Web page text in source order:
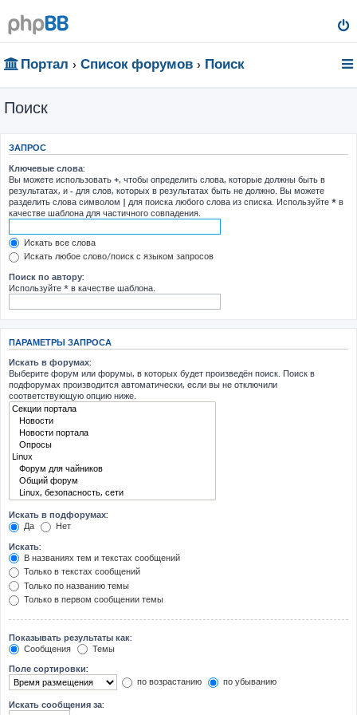
Портал Список форумов Поиск
Поиск
ЗАПРОС
Ключевые слова:
Вы можете использовать +, чтобы определить слова, которые должны быть в
результатах, и - для слов, которых в результатах быть не должно. Вы можете
разделить слова символом | для поиска любого слова из списка. Используйте * в
качестве шаблона для частичного совпадения.
Искать все слова
Искать любое слово/поиск с языком запросов
Поиск по автору:
Используйте * в качестве шаблона.
ПАРАМЕТРЫ ЗАПРОСА
Искать в форумах:
Выберите форум или форумы, в которых будет произведён поиск. Поиск в
подфорумах производится автоматически, если вы не отключили
соответствующую опцию ниже.
Искать в подфорумах:
Да
Нет
Искать:
В названиях тем и текстах сообщений
Только в текстах сообщений
Только по названию темы
Только в первом сообщении темы
Показывать результаты как:
Сообщения
Темы
Поле сортировки:
по возрастанию
по убыванию
Искать сообщения за: